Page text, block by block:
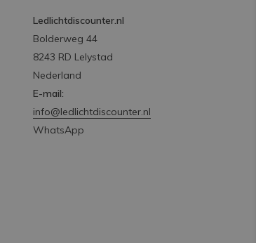
Ledlichtdiscounter.nl
Bolderweg 44
8243 RD Lelystad
Nederland
E-mail:
info@ledlichtdiscounter.nl
WhatsApp